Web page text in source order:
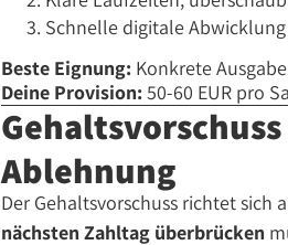
Schnelle digitale Abwicklung
Beste Eignung: Konkrete
Deine Provision: 50-60 EUR pro
Ablehnung
Der Gehaltsvorschuss richtet sich
nächsten Zahltag überbrücken